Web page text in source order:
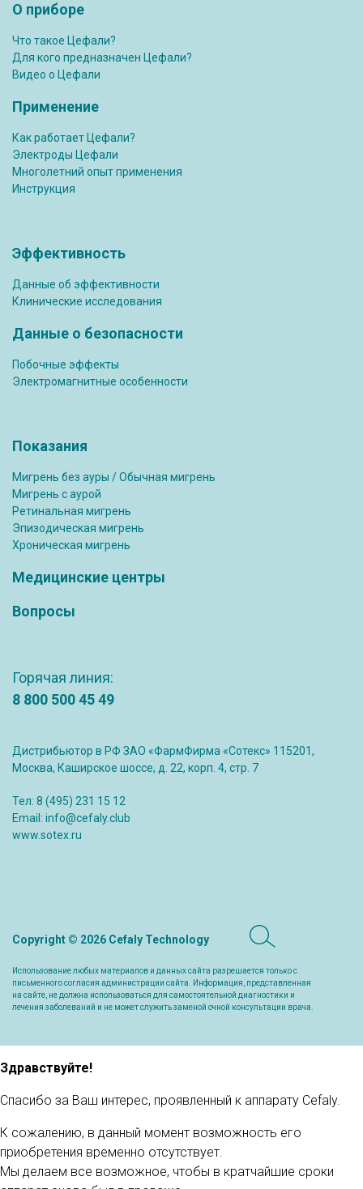
О приборе
Что такое Цефали?
Для кого предназначен Цефали?
Видео о Цефали
Применение
Как работает Цефали?
Электроды Цефали
Многолетний опыт применения
Инструкция
Эффективность
Данные об эффективности
Клинические исследования
Данные о безопасности
Побочные эффекты
Электромагнитные особенности
Показания
Мигрень без ауры / Обычная мигрень
Мигрень с аурой
Ретинальная мигрень
Эпизодическая мигрень
Хроническая мигрень
Медицинские центры
Вопросы
Горячая линия:
8 800 500 45 49
Дистрибьютор в РФ ЗАО «ФармФирма «Сотекс» 115201,
Москва, Каширское шоссе, д. 22, корп. 4, стр. 7
Тел: 8 (495) 231 15 12
Email: info@cefaly.club
www.sotex.ru
Copyright © 2026 Cefaly Technology
Использование любых материалов и данных сайта разрешается только с
письменного согласия администрации сайта. Информация, представленная
на сайте, не должна использоваться для самостоятельной диагностики и
лечения заболеваний и не может служить заменой очной консультации врача.
Здравствуйте!
Спасибо за Ваш интерес, проявленный к аппарату Cefaly.
К сожалению, в данный момент возможность его
приобретения временно отсутствует.
Мы делаем все возможное, чтобы в кратчайшие сроки